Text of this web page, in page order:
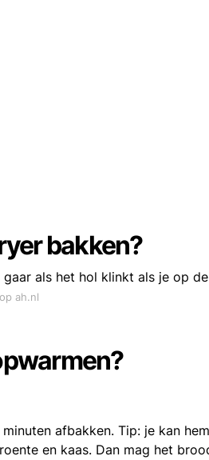
bakken?
als het hol klinkt als je op
ah.nl
afbakken. Tip: je kan
en kaas. Dan mag het